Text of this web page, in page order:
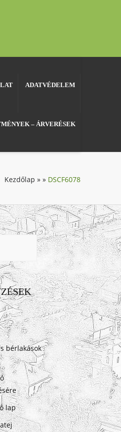
ADATVÉDELEM
– ÁRVERÉSEK
Kezdőlap » » DSCF6078
bérlakások
lap